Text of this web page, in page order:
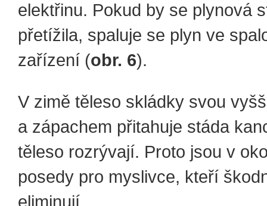
elektřinu. Pokud by se plynová
přetížila, spaluje se plyn ve
zařízení (obr. 6).
V zimě těleso skládky svou
a zápachem přitahuje stáda
těleso rozrývají. Proto jsou v
posedy pro myslivce, kteří
eliminují.